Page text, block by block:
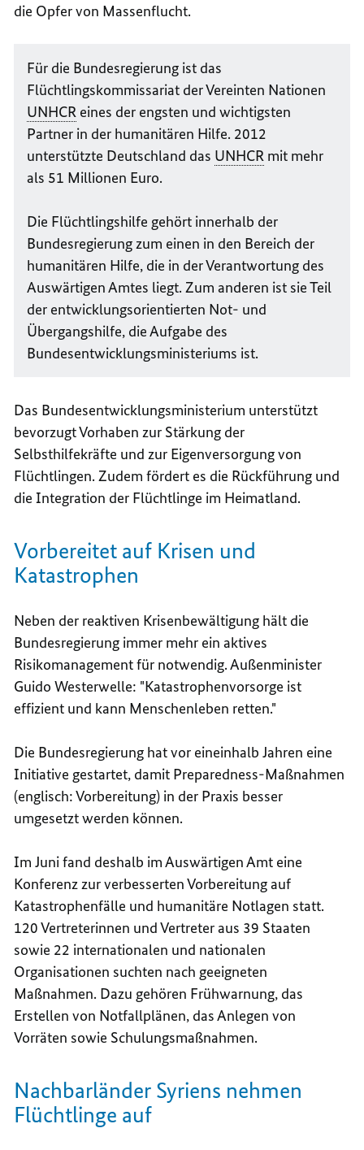
die Opfer von Massenflucht.
Für die Bundesregierung ist das
Flüchtlingskommissariat der Vereinten Nationen
UNHCR eines der engsten und wichtigsten
Partner in der humanitären Hilfe. 2012
unterstützte Deutschland das UNHCR mit mehr
als 51 Millionen Euro.
Die Flüchtlingshilfe gehört innerhalb der
Bundesregierung zum einen in den Bereich der
humanitären Hilfe, die in der Verantwortung des
Auswärtigen Amtes liegt. Zum anderen ist sie Teil
der entwicklungsorientierten Not- und
Übergangshilfe, die Aufgabe des
Bundesentwicklungsministeriums ist.
Das Bundesentwicklungsministerium unterstützt
bevorzugt Vorhaben zur Stärkung der
Selbsthilfekräfte und zur Eigenversorgung von
Flüchtlingen. Zudem fördert es die Rückführung und
die Integration der Flüchtlinge im Heimatland.
Vorbereitet auf Krisen und
Katastrophen
Neben der reaktiven Krisenbewältigung hält die
Bundesregierung immer mehr ein aktives
Risikomanagement für notwendig. Außenminister
Guido Westerwelle: "Katastrophenvorsorge ist
effizient und kann Menschenleben retten."
Die Bundesregierung hat vor eineinhalb Jahren eine
Initiative gestartet, damit Preparedness-Maßnahmen
(englisch: Vorbereitung) in der Praxis besser
umgesetzt werden können.
Im Juni fand deshalb im Auswärtigen Amt eine
Konferenz zur verbesserten Vorbereitung auf
Katastrophenfälle und humanitäre Notlagen statt.
120 Vertreterinnen und Vertreter aus 39 Staaten
sowie 22 internationalen und nationalen
Organisationen suchten nach geeigneten
Maßnahmen. Dazu gehören Frühwarnung, das
Erstellen von Notfallplänen, das Anlegen von
Vorräten sowie Schulungsmaßnahmen.
Nachbarländer Syriens nehmen
Flüchtlinge auf